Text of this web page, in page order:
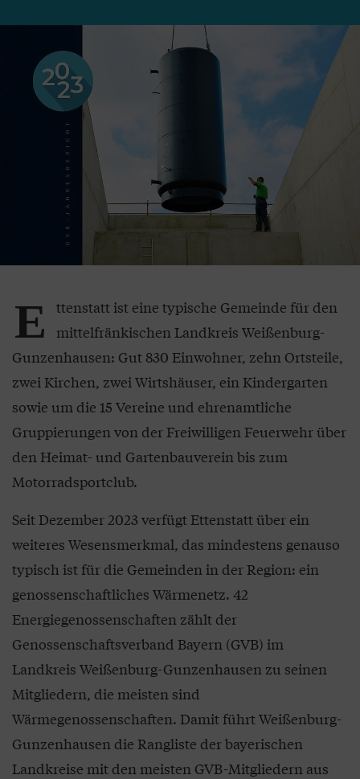
E ttenstatt ist eine typische Gemeinde für den
mittelfränkischen Landkreis Weißenburg-
Gunzenhausen: Gut 830 Einwohner, zehn Ortsteile,
zwei Kirchen, zwei Wirtshäuser, ein Kindergarten
sowie um die 15 Vereine und ehrenamtliche
Gruppierungen von der Freiwilligen Feuerwehr über
den Heimat- und Gartenbauverein bis zum
Motorradsportclub.
Seit Dezember 2023 verfügt Ettenstatt über ein
weiteres Wesensmerkmal, das mindestens genauso
typisch ist für die Gemeinden in der Region: ein
genossenschaftliches Wärmenetz. 42
Energiegenossenschaften zählt der
Genossenschaftsverband Bayern (GVB) im
Landkreis Weißenburg-Gunzenhausen zu seinen
Mitgliedern, die meisten sind
Wärmegenossenschaften. Damit führt Weißenburg-
Gunzenhausen die Rangliste der bayerischen
Landkreise mit den meisten GVB-Mitgliedern aus